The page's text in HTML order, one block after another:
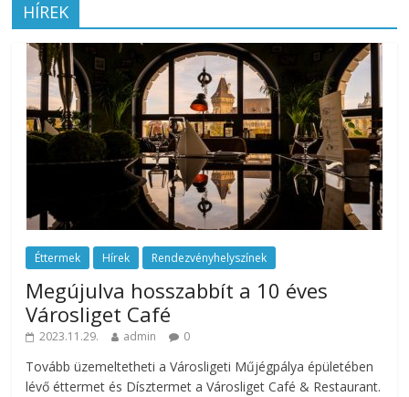
HÍREK
Éttermek Hírek Rendezvényhelyszínek
Megújulva hosszabbít a 10 éves
Városliget Café
2023.11.29. admin 0
Tovább üzemeltetheti a Városligeti Műjégpálya épületében
lévő éttermet és Dísztermet a Városliget Café & Restaurant.